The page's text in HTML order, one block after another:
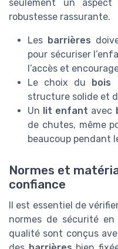
seulement un
robustesse rassurante.
Les barrières
pour sécuriser
l’accès et
Le choix du bois
structure solide et
Un lit enfant avec
de chutes, même
beaucoup pendant
Normes et
confiance
Il est essentiel de
normes de sécurité en
qualité sont conçus